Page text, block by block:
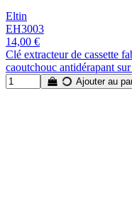
Eltin
EH3003
14,00 €
Clé extracteur de cassette
caoutchouc antidérapant
Ajouter au